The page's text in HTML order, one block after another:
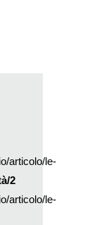
articolo/le-
2
articolo/le-